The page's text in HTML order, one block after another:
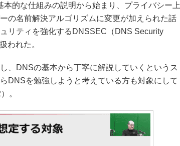
本的な仕組みの説明から始まり、プライバシー上
の名前解決アルゴリズムに変更が加えられた話
リティを強化するDNSSEC（DNS Security
われた。
、DNSの基本から丁寧に解説していくというス
DNSを勉強しようと考えている方も対象にして
。